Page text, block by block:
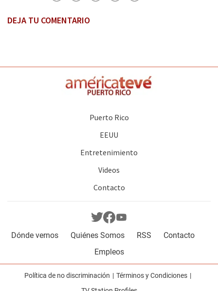
DEJA TU COMENTARIO
Puerto Rico
EEUU
Entretenimiento
Videos
Contacto
Dónde vernos Quiénes Somos RSS
Contacto
Empleos
Política de no discriminación
Términos y Condiciones